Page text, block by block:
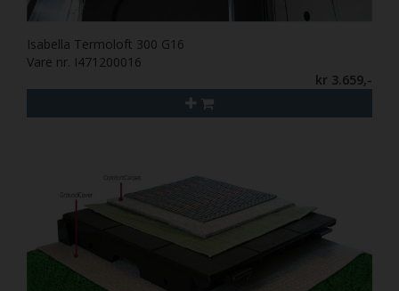
Isabella Termoloft 300 G16
Vare nr. I471200016
kr 3.659,-